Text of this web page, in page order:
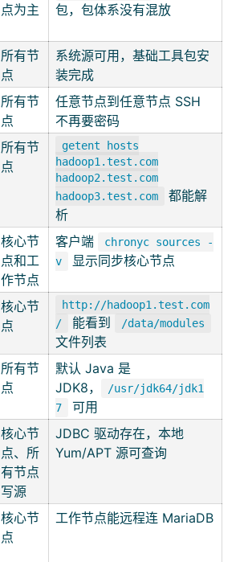
点为主
包，包体系没有混放
所有节
点
系统源可用，基础工具包安
装完成
所有节
点
任意节点到任意节点 SSH
不再要密码
所有节
点
getent hosts
hadoop1.test.com
hadoop2.test.com
hadoop3.test.com
都能解
析
核心节
点和工
作节点
客户端
chronyc sources -
v
显示同步核心节点
核心节
点
http://hadoop1.test.com
/
能看到 /data/modules
文件列表
所有节
点
默认 Java 是
JDK8，
/usr/jdk64/jdk1
7
可用
核心节
点、所
有节点
写源
JDBC 驱动存在，本地
Yum/APT 源可查询
核心节
点
工作节点能远程连 MariaDB